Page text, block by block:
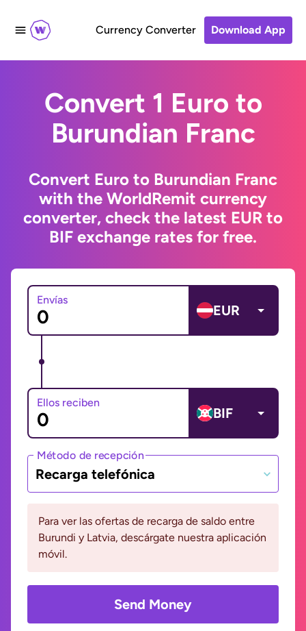
Currency Converter Download App
Convert 1 Euro to
Burundian Franc
Convert Euro to Burundian Franc
with the WorldRemit currency
converter, check the latest EUR to
BIF exchange rates for free.
Envías
EUR
Ellos reciben
BIF
Método de recepción
Recarga telefónica
Para ver las ofertas de recarga de saldo entre
Burundi y Latvia, descárgate nuestra aplicación
móvil.
Send Money